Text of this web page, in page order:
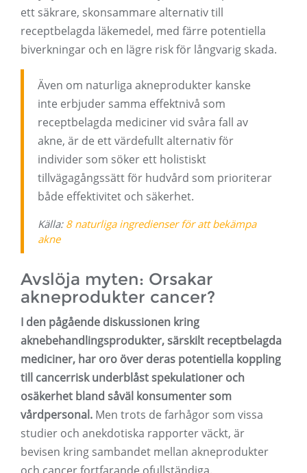
ett säkrare, skonsammare alternativ till
receptbelagda läkemedel, med färre potentiella
biverkningar och en lägre risk för långvarig skada.
Även om naturliga akneprodukter kanske
inte erbjuder samma effektnivå som
receptbelagda mediciner vid svåra fall av
akne, är de ett värdefullt alternativ för
individer som söker ett holistiskt
tillvägagångssätt för hudvård som prioriterar
både effektivitet och säkerhet.
Källa: 8 naturliga ingredienser för att bekämpa
akne
Avslöja myten: Orsakar
akneprodukter cancer?
I den pågående diskussionen kring
aknebehandlingsprodukter, särskilt receptbelagda
mediciner, har oro över deras potentiella koppling
till cancerrisk underblåst spekulationer och
osäkerhet bland såväl konsumenter som
vårdpersonal. Men trots de farhågor som vissa
studier och anekdotiska rapporter väckt, är
bevisen kring sambandet mellan akneprodukter